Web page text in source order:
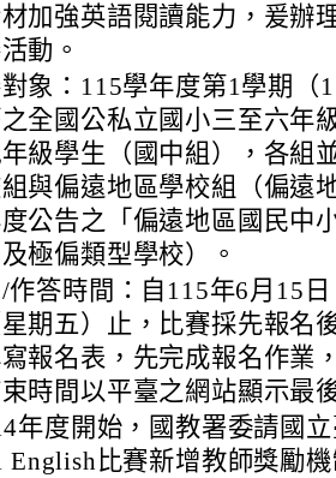
加強英語閱讀能力，爰辦
動。
象：115學年度第1學期（
全國公私立國小三至六年
級學生（國中組），各組
與偏遠地區學校組（偏遠
公告之「偏遠地區國民中
極偏類型學校）。
作答時間：自115年6月15
星期五）止，比賽採先報名
報名表，先完成報名作業
時間以平臺之網站顯示最
年度開始，國教署委請國
English比賽新增教師獎勵